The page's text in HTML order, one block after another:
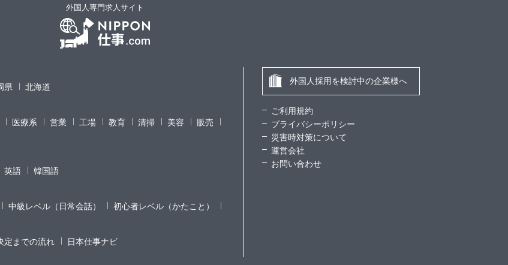
外国人専門求人サイト
県 北海道
医療系 営業 工場 教育 清掃 美容
販売
英語 韓国語
中級レベル（日常会話）
初心者レベル（かたこと）
定までの流れ 日本仕事ナビ
外国人採用を検討中の企業様へ
ご利用規約
プライバシーポリシー
災害時対策について
運営会社
お問い合わせ